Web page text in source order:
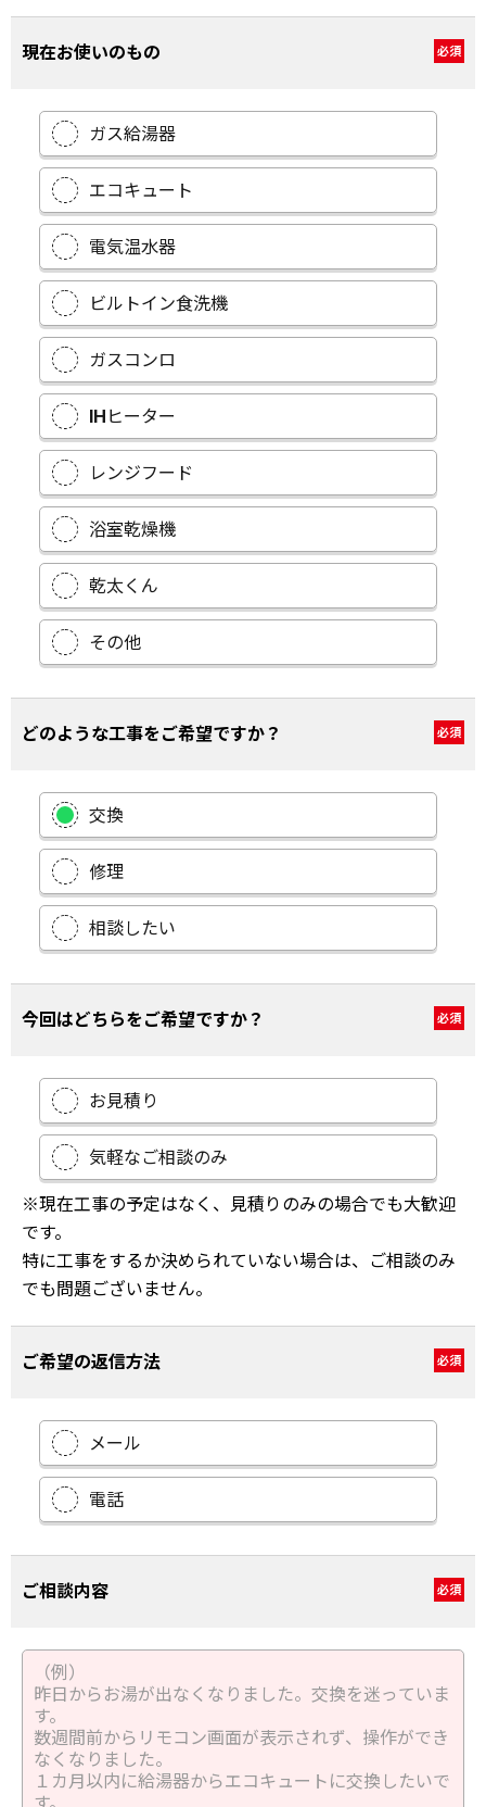
現在お使いのもの 必須
ガス給湯器
エコキュート
電気温水器
ビルトイン食洗機
ガスコンロ
IHヒーター
レンジフード
浴室乾燥機
乾太くん
その他
どのような工事をご希望ですか？ 必須
交換
修理
相談したい
今回はどちらをご希望ですか？ 必須
お見積り
気軽なご相談のみ
※現在工事の予定はなく、見積りのみの場合でも大歓迎
です。
特に工事をするか決められていない場合は、ご相談のみ
でも問題ございません。
ご希望の返信方法 必須
メール
電話
ご相談内容 必須